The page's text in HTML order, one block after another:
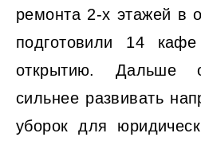
ремонта 2-х этажей в
подготовили 14
открытию. Дальше
сильнее развивать
уборок для